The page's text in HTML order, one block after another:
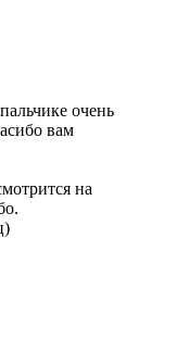
очень
вам
на